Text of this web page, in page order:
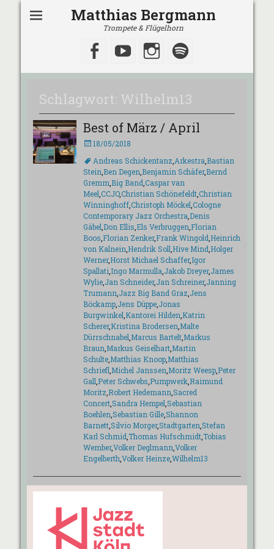
Matthias Bergmann
Trompete & Flügelhorn
Facebook
YouTubeInstagram
Schlagwort: Wilhelm13
Best of März / April
Veröffentlicht
18/05/2018
Schlagworte
Andreas Schickentanz Arkestra Bastian
Stein Ben Degen Benjamin Schäfer,Bernd
Gremm Big Band Caspar van
Meel CCJO,Christian Schönefeldt,Christian
Winninghoff,Christoph Möckel Cologne
Contemporary Jazz Orchestra Denis
Gäbel Don Ellis Els Verbruggen Florian
Boos Florian Zenker,Frank Wingold Heinrich
von Kalnein Hendrik Soll Hive Mind Holger
Werner,Horst Michael Schaffer,Igor
Spallati Ingo Marmulla Jakob Dreyer,James
Wylie, Jan Schneider,Jan Schreiner,Janning
Trumann Jazz Big Band Graz Jens
Böckamp, Jens Düppe, Jonas
Burgwinkel Kantorei Hilden Katrin
Scherer,Kristina Brodersen Malte
Dürrschnabel Marcus Bartelt, Markus
Braun Markus Geiselhart, Martin
Schulte, Matthias Knoop, Matthias
Schriefl Michel Janssen Moritz Weesp, Peter
Gall Peter Schwebs Pumpwerk, Raimund
Moritz Robert Hedemann Sacred
Concert,Sandra Hempel Sebastian
Boehlen Sebastian Gille,Shannon
Barnett,Silvio Morger,Stadtgarten Stefan
Karl Schmid Thomas Hufschmidt,Tobias
Wember,Volker Deglmann Volker
Engelberth Volker Heinze,Wilhelm13